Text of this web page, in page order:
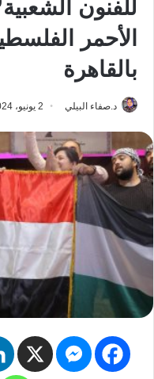
للفنون
الأحمر
بالقاهرة
د.صفاء البيلي 2 يونيو، 2024